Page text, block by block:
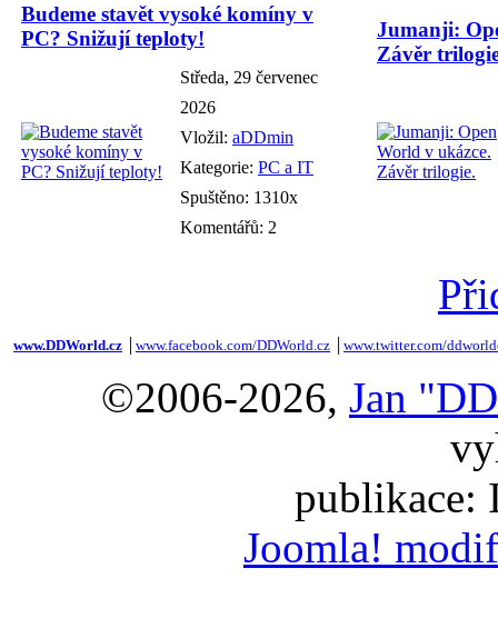
Budeme stavět vysoké komíny v
PC? Snižují teploty!
Středa, 29 červenec
2026
Vložil: aDDmin
Kategorie: PC a IT
Spuštěno: 1310x
Komentářů: 2
Jumanji:
Závěr
www.DDWorld.cz www.facebook.com/DDWorld.cz www.twitter.com/
©2006-2026, Jan
publikace:
Joomla!